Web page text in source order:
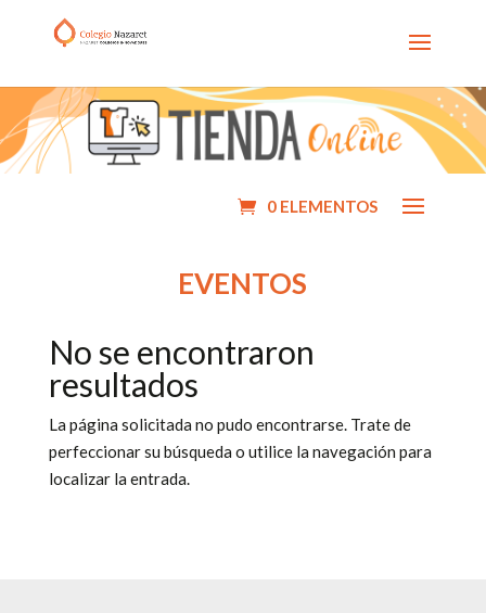
0 ELEMENTOS
EVENTOS
No se encontraron
resultados
La página solicitada no pudo encontrarse. Trate de
perfeccionar su búsqueda o utilice la navegación para
localizar la entrada.